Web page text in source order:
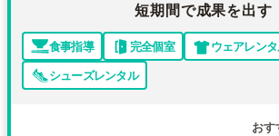
短期間で成果を出す
食事指導 完全個室
ウェアレン
シューズレンタル
お